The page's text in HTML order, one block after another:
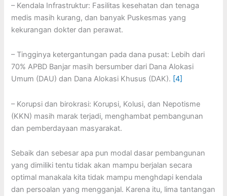
– Kendala Infrastruktur: Fasilitas kesehatan dan tenaga
medis masih kurang, dan banyak Puskesmas yang
kekurangan dokter dan perawat.
– Tingginya ketergantungan pada dana pusat: Lebih dari
70% APBD Banjar masih bersumber dari Dana Alokasi
Umum (DAU) dan Dana Alokasi Khusus (DAK). [4]
– Korupsi dan birokrasi: Korupsi, Kolusi, dan Nepotisme
(KKN) masih marak terjadi, menghambat pembangunan
dan pemberdayaan masyarakat.
Sebaik dan sebesar apa pun modal dasar pembangunan
yang dimiliki tentu tidak akan mampu berjalan secara
optimal manakala kita tidak mampu menghdapi kendala
dan persoalan yang mengganjal. Karena itu, lima tantangan